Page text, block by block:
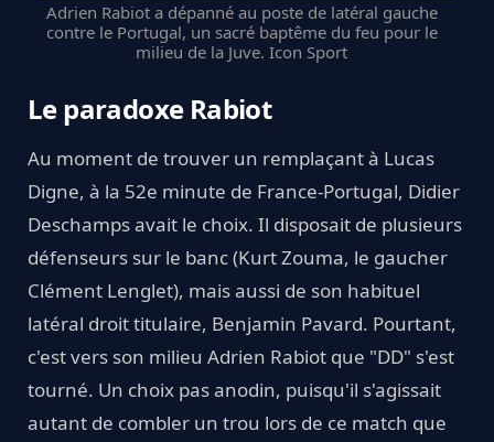
Adrien Rabiot a dépanné au poste de latéral gauche
contre le Portugal, un sacré baptême du feu pour le
milieu de la Juve. Icon Sport
Le paradoxe Rabiot
Au moment de trouver un remplaçant à Lucas
Digne, à la 52e minute de France-Portugal, Didier
Deschamps avait le choix. Il disposait de plusieurs
défenseurs sur le banc (Kurt Zouma, le gaucher
Clément Lenglet), mais aussi de son habituel
latéral droit titulaire, Benjamin Pavard. Pourtant,
c'est vers son milieu Adrien Rabiot que "DD" s'est
tourné. Un choix pas anodin, puisqu'il s'agissait
autant de combler un trou lors de ce match que